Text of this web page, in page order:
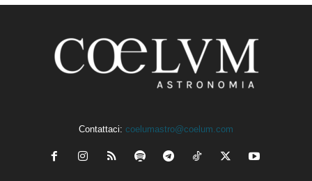
Contattaci: coelumastro@coelum.com